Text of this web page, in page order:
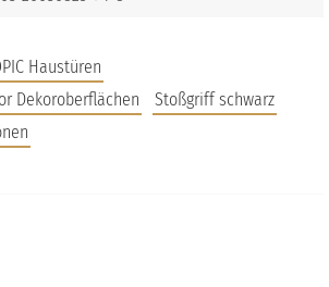
Haustüren
Dekoroberflächen
Stoßgriff schwarz